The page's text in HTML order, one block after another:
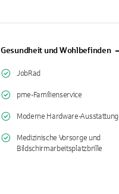
Gesundheit und Wohlbefinden
JobRad
pme-Familienservice
Moderne Hardware-Ausstattung
Medizinische Vorsorge und
Bildschirmarbeitsplatzbrille